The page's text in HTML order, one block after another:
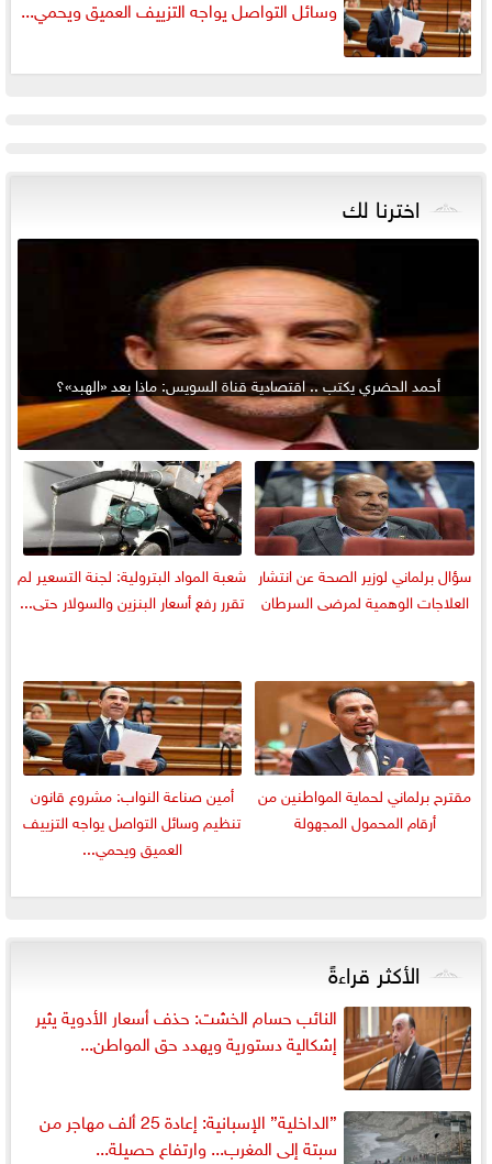
وسائل التواصل يواجه التزييف العميق ويحمي...
اخترنا لك
أحمد الحضري يكتب .. اقتصادية قناة السويس: ماذا بعد «الهبد»؟
سؤال برلماني لوزير الصحة عن انتشار
العلاجات الوهمية لمرضى السرطان
شعبة المواد البترولية: لجنة التسعير لم
تقرر رفع أسعار البنزين والسولار حتى...
مقترح برلماني لحماية المواطنين من
أرقام المحمول المجهولة
أمين صناعة النواب: مشروع قانون
تنظيم وسائل التواصل يواجه التزييف
العميق ويحمي...
الأكثر قراءةً
النائب حسام الخشت: حذف أسعار الأدوية يثير
إشكالية دستورية ويهدد حق المواطن...
”الداخلية” الإسبانية: إعادة 25 ألف مهاجر من
سبتة إلى المغرب... وارتفاع حصيلة...